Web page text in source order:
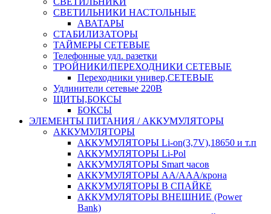
СВЕТИЛЬНИКИ НАСТОЛЬНЫЕ
АВАТАРЫ
СТАБИЛИЗАТОРЫ
ТАЙМЕРЫ СЕТЕВЫЕ
Телефонные удл. разетки
ТРОЙНИКИ/ПЕРЕХОДНИКИ СЕТЕВЫЕ
Переходники универ,СЕТЕВЫЕ
Удлинители сетевые 220В
ЩИТЫ,БОКСЫ
БОКСЫ
ЭЛЕМЕНТЫ ПИТАНИЯ / АККУМУЛЯТОРЫ
АККУМУЛЯТОРЫ
АККУМУЛЯТОРЫ Li-on(3,7V),18650 и т.п
АККУМУЛЯТОРЫ Li-Pol
АККУМУЛЯТОРЫ Smart часов
АККУМУЛЯТОРЫ АА/ААА/крона
АККУМУЛЯТОРЫ В СПАЙКЕ
АККУМУЛЯТОРЫ ВНЕШНИЕ (Power
Bank)